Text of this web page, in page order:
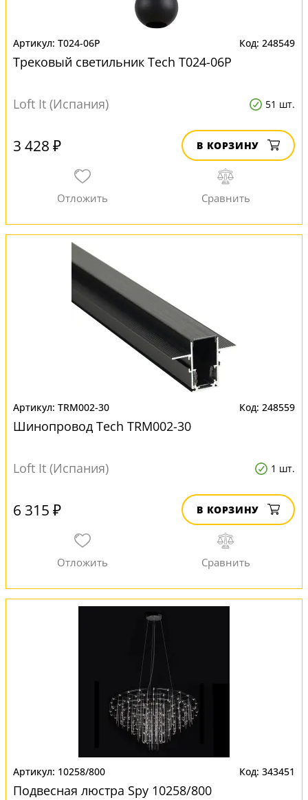
T024-06P 248549
Трековый светильник Tech T024-06P
Loft It (Испания) 51 шт.
3 428 ₽ В КОРЗИНУ
TRM002-30 248559
Шинопровод Tech TRM002-30
Loft It (Испания) 1 шт.
6 315 ₽ В КОРЗИНУ
10258/800 343451
Подвесная люстра Spy 10258/800